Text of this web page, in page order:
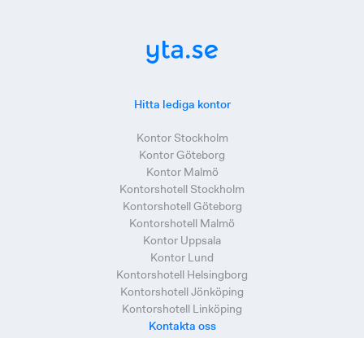
Hitta lediga kontor
Kontor Stockholm
Kontor Göteborg
Kontor Malmö
Kontorshotell Stockholm
Kontorshotell Göteborg
Kontorshotell Malmö
Kontor Uppsala
Kontor Lund
Kontorshotell Helsingborg
Kontorshotell Jönköping
Kontorshotell Linköping
Kontakta oss